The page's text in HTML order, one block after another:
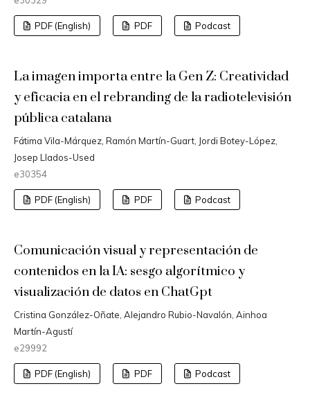
PDF (English) PDF Podcast
La imagen importa entre la Gen Z: Creatividad
y eficacia en el rebranding de la radiotelevisión
pública catalana
Fátima Vila-Márquez, Ramón Martín-Guart, Jordi Botey-López,
Josep Llados-Used
e30354
PDF (English) PDF Podcast
Comunicación visual y representación de
contenidos en la IA: sesgo algorítmico y
visualización de datos en ChatGpt
Cristina González-Oñate, Alejandro Rubio-Navalón, Ainhoa
Martín-Agustí
e29992
PDF (English) PDF Podcast